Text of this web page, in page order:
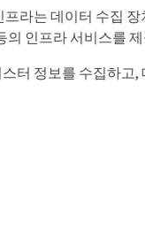
프라는 데이터 수집
의 인프라 서비스를
터 정보를 수집하